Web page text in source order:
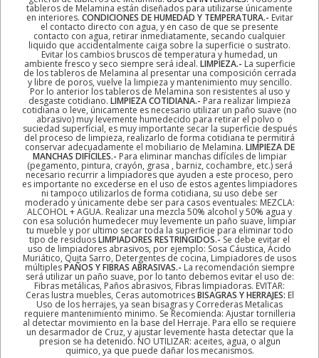
tableros de Melamina están diseñados para utilizarse únicamente
en interiores. CONDICIONES DE HUMEDAD Y TEMPERATURA.- Evitar
el contacto directo con agua, y en caso de que se presente
contacto con agua, retirar inmediatamente, secando cualquier
liquido que accidentalmente caiga sobre la superficie o sustrato.
Evitar los cambios bruscos de temperatura y humedad, un
ambiente fresco y seco siempre será ideal. LIMPIEZA.- La superficie
de los tableros de Melamina al presentar una composición cerrada
y libre de poros, vuelve la limpieza y mantenimiento muy sencillo.
Por lo anterior los tableros de Melamina son resistentes al uso y
desgaste cotidiano. LIMPIEZA COTIDIANA.- Para realizar limpieza
cotidiana o leve, únicamente es necesario utilizar un paño suave (no
abrasivo) muy levemente humedecido para retirar el polvo o
suciedad superficial, es muy importante secar la superficie después
del proceso de limpieza, realizarlo de forma cotidiana te permitirá
conservar adecuadamente el mobiliario de Melamina. LIMPIEZA DE
MANCHAS DIFÍCILES.- Para eliminar manchas difíciles de limpiar
(pegamento, pintura, crayón, grasa , barniz, cochambre, etc.) será
necesario recurrir a limpiadores que ayuden a este proceso, pero
es importante no excederse en el uso de estos agentes limpiadores
ni tampoco utilizarlos de forma cotidiana, su uso debe ser
moderado y únicamente debe ser para casos eventuales: MEZCLA:
ALCOHOL + AGUA. Realizar una mezcla 50% alcohol y 50% agua y
con esa solución humedecer muy levemente un paño suave, limpiar
tu mueble y por ultimo secar toda la superficie para eliminar todo
tipo de residuosLIMPIADORES RESTRINGIDOS.- Se debe evitar el
uso de limpiadores abrasivos, por ejemplo: Sosa Cáustica, Ácido
Muriático, Quita Sarro, Detergentes de cocina, Limpiadores de usos
múltiplesPAÑOS Y FIBRAS ABRASIVAS.- La recomendación siempre
será utilizar un paño suave, por lo tanto debemos evitar el uso de:
Fibras metálicas, Paños abrasivos, Fibras limpiadoras. EVITAR:
Ceras lustra muebles, Ceras automotricesBISAGRAS Y HERRAJES: El
Uso de los herrajes, ya sean bisagras y Correderas Metalicas
requiere mantenimiento minimo. Se Recomienda: Ajustar tornilleria
al detectar movimiento en la base del Herraje. Para ello se requiere
un desarmador de Cruz, y ajustar levemente hasta detectar que la
presion se ha detenido. NO UTILIZAR: aceites, agua, o algun
quimico, ya que puede dañar los mecanismos.